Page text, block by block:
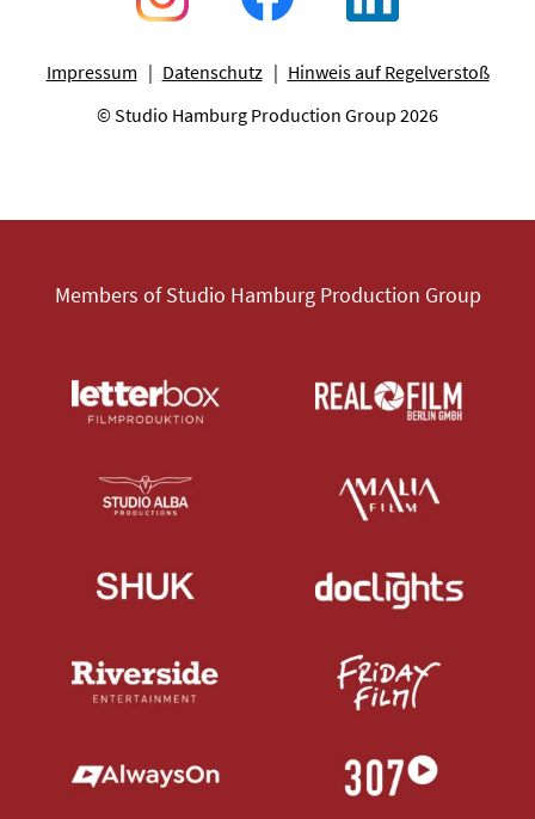
Impressum Datenschutz
Hinweis auf Regelverstoß
© Studio Hamburg Production Group 2026
Members of Studio Hamburg Production Group